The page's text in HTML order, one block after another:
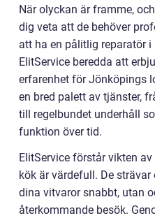
När olyckan är framme,
dig veta att de behöver
att ha en pålitlig reparatör
ElitService beredda att
erfarenhet för Jönköpings
en bred palett av tjänster,
till regelbundet underhåll
funktion över tid.
ElitService förstår vikten
kök är värdefull. De
dina vitvaror snabbt, utan
återkommande besök.